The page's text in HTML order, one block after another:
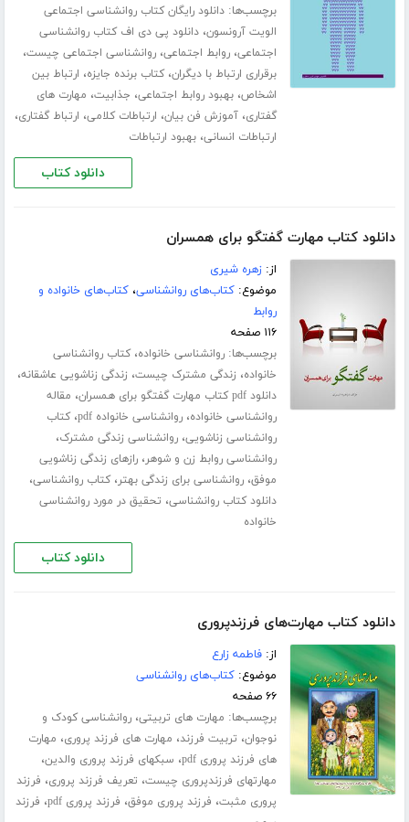
برچسب‌ها:دانلود رایگان کتاب روانشناسی اجتماعی
الویت آرونسون،دانلود پی دی اف کتاب روانشناسی
اجتماعی،روابط اجتماعی،روانشناسی اجتماعی چیست،
برقراری ارتباط با دیگران،کتاب برنده جایزه، ارتباط بین
اشخاص،بهبود روابط اجتماعی، جذابیت، مهارت های
گفتاری،آموزش فن بیان، ارتباطات کلامی، ارتباط گفتاری،
ارتباطات انسانی،بهبود ارتباطات
دانلود کتاب
دانلود کتاب مهارت گفتگو برای همسران
از:زهره شیری
موضوع:کتاب‌های روانشناسی،کتاب‌های خانواده و
روابط
۱۱۶ صفحه
برچسب‌ها:روانشناسی خانواده،کتاب روانشناسی
خانواده، زندگی مشترک چیست، زندگی زناشویی عاشقانه،
دانلود pdf کتاب مهارت گفتگو برای همسران ، مقاله
روانشناسی خانواده،روانشناسی خانواده pdf ،کتاب
روانشناسی زناشویی،روانشناسی زندگی مشترک،
روانشناسی روابط زن و شوهر،رازهای زندگی زناشویی
موفق،روانشناسی برای زندگی بهتر،کتاب روانشناسی،
دانلود کتاب روانشناسی، تحقیق در مورد روانشناسی
خانواده
دانلود کتاب
دانلود کتاب مهارت‌های فرزندپروری
از:فاطمه زارع
موضوع:کتاب‌های روانشناسی
۶۶ صفحه
برچسب‌ها: مهارت های تربیتی،روانشناسی کودک و
نوجوان، تربیت فرزند، مهارت های فرزند پروری، مهارت
های فرزند پروری pdf
، سبکهای فرزند پروری والدین،
مهارتهای فرزندپروری چیست، تعریف فرزند پروری، فرزند
پروری مثبت، فرزند پروری موفق، فرزند پروری pdf ، فرزند